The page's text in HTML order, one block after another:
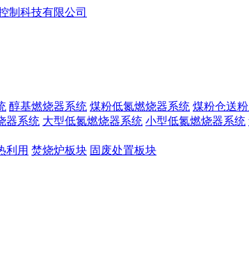
醇基燃烧器系统 煤粉低氮燃烧器系统 煤粉仓送
器系统 大型低氮燃烧器系统 小型低氮燃烧器系统
利用 焚烧炉板块 固废处置板块